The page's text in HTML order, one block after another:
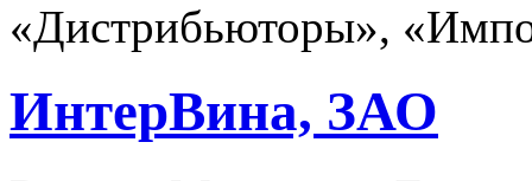
«Дистрибьюторы»,
ИнтерВина, ЗАО